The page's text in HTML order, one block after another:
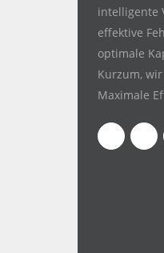
intelligente
effektive
optimale
Kurzum,
Maximale